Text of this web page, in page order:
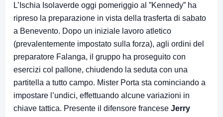
L’Ischia Isolaverde oggi pomeriggio al ”Kennedy” ha
ripreso la preparazione in vista della trasferta di sabato
a Benevento. Dopo un iniziale lavoro atletico
(prevalentemente impostato sulla forza), agli ordini del
preparatore Falanga, il gruppo ha proseguito con
esercizi col pallone, chiudendo la seduta con una
partitella a tutto campo. Mister Porta sta cominciando a
impostare l’undici, effettuando alcune variazioni in
chiave tattica. Presente il difensore francese Jerry